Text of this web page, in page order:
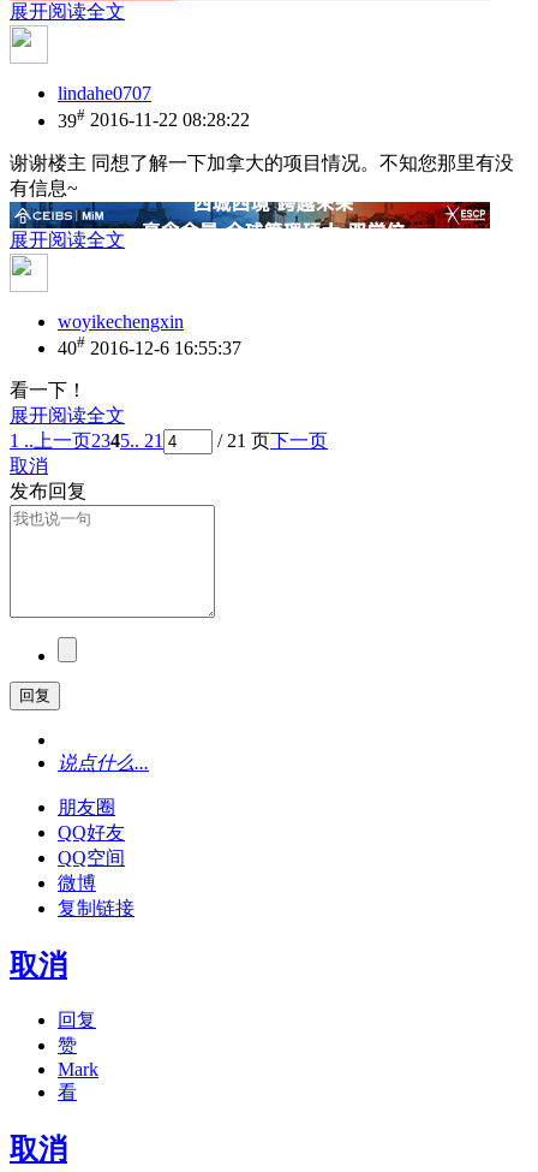
展开阅读全文
lindahe0707
39# 2016-11-22 08:28:22
谢谢楼主 同想了解一下加拿大的项目情况。不知您那里有没
有信息~
展开阅读全文
woyikechengxin
40# 2016-12-6 16:55:37
看一下！
展开阅读全文
1 .. 上一页2345.. 21 / 21 页下一页
取消
发布回复
回复
说点什么...
朋友圈
QQ好友
QQ空间
微博
复制链接
取消
回复
赞
Mark
看
取消